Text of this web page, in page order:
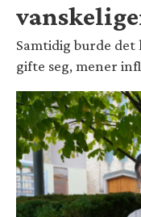
Samtidig burde det
gifte seg, mener